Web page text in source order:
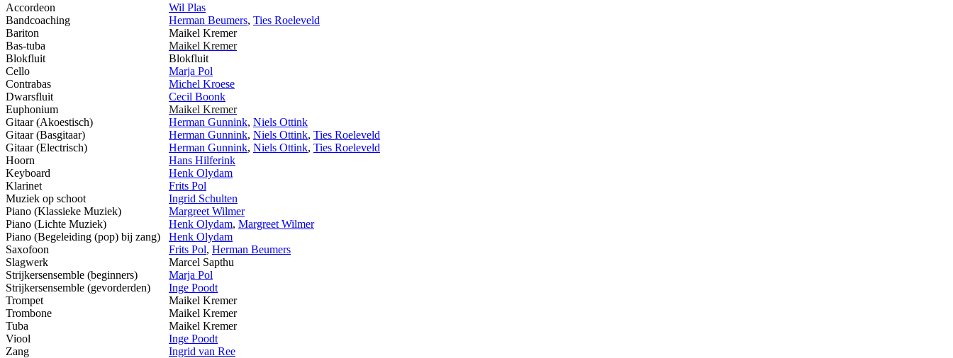
Accordeon
Wil Plas
Bandcoaching
Herman Beumers, Ties Roeleveld
Bariton
Maikel Kremer
Bas-tuba
Maikel Kremer
Blokfluit
Blokfluit
Cello
Marja Pol
Contrabas
Michel Kroese
Dwarsfluit
Cecil Boonk
Euphonium
Maikel Kremer
Gitaar (Akoestisch)
Herman Gunnink, Niels Ottink
Gitaar (Basgitaar)
Herman Gunnink, Niels Ottink, Ties Roeleveld
Gitaar (Electrisch)
Herman Gunnink, Niels Ottink, Ties Roeleveld
Hoorn
Hans Hilferink
Keyboard
Henk Olydam
Klarinet
Frits Pol
Muziek op schoot
Ingrid Schulten
Piano (Klassieke Muziek)
Margreet Wilmer
Piano (Lichte Muziek)
Henk Olydam, Margreet Wilmer
Piano (Begeleiding (pop) bij zang)
Henk Olydam
Saxofoon
Frits Pol, Herman Beumers
Slagwerk
Marcel Sapthu
Strijkersensemble (beginners)
Marja Pol
Strijkersensemble (gevorderden)
Inge Poodt
Trompet
Maikel Kremer
Trombone
Maikel Kremer
Tuba
Maikel Kremer
Viool
Inge Poodt
Zang
Ingrid van Ree